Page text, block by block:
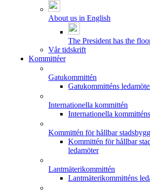
About us in English
The President has the
Vår tidskrift
Kommittéer
Gatukommittén
Gatukommitténs
Internationella kommittén
Internationella
Kommittén för hållbar
Kommittén för hållbar
ledamöter
Lantmäterikommittén
Lantmäterikommitténs